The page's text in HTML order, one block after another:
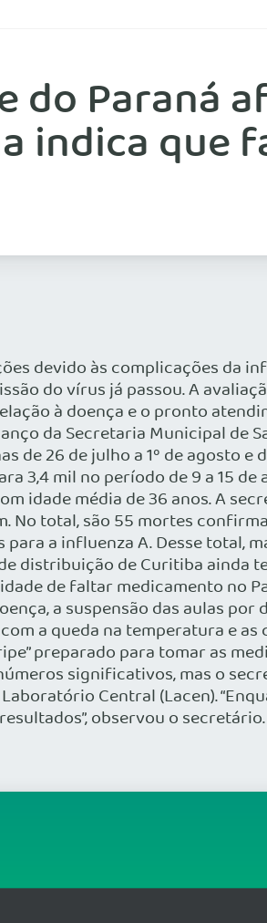
do Paraná
indica que
devido às complicações da
do vírus já passou. A
à doença e o pronto
da Secretaria Municipal de
de 26 de julho a 1º de agosto
3,4 mil no período de 9 a 15
idade média de 36 anos. A
total, são 55 mortes
a influenza A. Desse total,
distribuição de Curitiba ainda
de faltar medicamento no
a suspensão das aulas
a queda na temperatura e
preparado para tomar as
significativos, mas o
Central (Lacen).
observou o